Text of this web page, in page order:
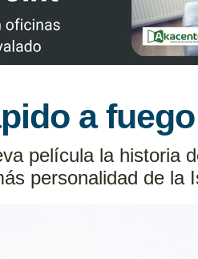
a
película la historia
personalidad de la